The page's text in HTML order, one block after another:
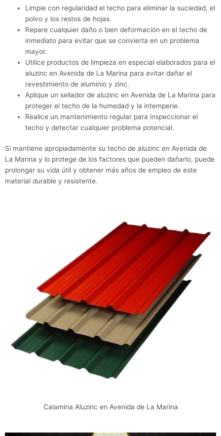
Limpie con regularidad el techo para eliminar la suciedad, el
polvo y los restos de hojas.
Repare cualquier daño o bien deformación en el techo de
inmediato para evitar que se convierta en un problema
mayor.
Utilice productos de limpieza en especial elaborados para el
aluzinc en Avenida de La Marina para evitar dañar el
revestimiento de aluminio y zinc.
Aplique un sellador de aluzinc en Avenida de La Marina para
proteger el techo de la humedad y la intemperie.
Realice un mantenimiento regular para inspeccionar el
techo y detectar cualquier problema potencial.
Si mantiene apropiadamente su techo de aluzinc en Avenida de
La Marina y lo protege de los factores que pueden dañarlo, puede
prolongar su vida útil y obtener más años de empleo de este
material durable y resistente.
Calamina Aluzinc en Avenida de La Marina